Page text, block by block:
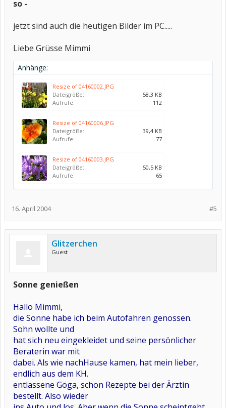
so -
jetzt sind auch die heutigen Bilder im PC.....
Liebe Grüsse Mimmi
Anhänge:
Resize of 04160002.JPG
Dateigröße:
58,3 KB
Aufrufe:
112
Resize of 04160006.JPG
Dateigröße:
39,4 KB
Aufrufe:
77
Resize of 04160003.JPG
Dateigröße:
50,5 KB
Aufrufe:
65
#5
16. April 2004
Glitzerchen
Guest
Sonne genießen
Hallo Mimmi,
die Sonne habe ich beim Autofahren genossen.
Sohn wollte und
hat sich neu eingekleidet und seine persönlicher
Beraterin war mit
dabei. Als wie nachHause kamen, hat mein lieber,
endlich aus dem KH.
entlassene Göga, schon Rezepte bei der Ärztin
bestellt. Also wieder